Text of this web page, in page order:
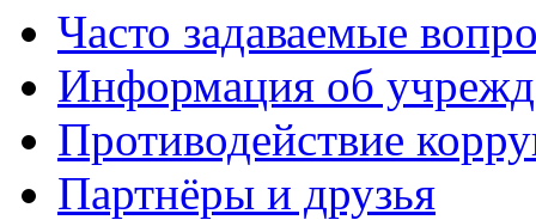
Часто задаваемые
Информация об
Противодействие
Партнёры и друзья